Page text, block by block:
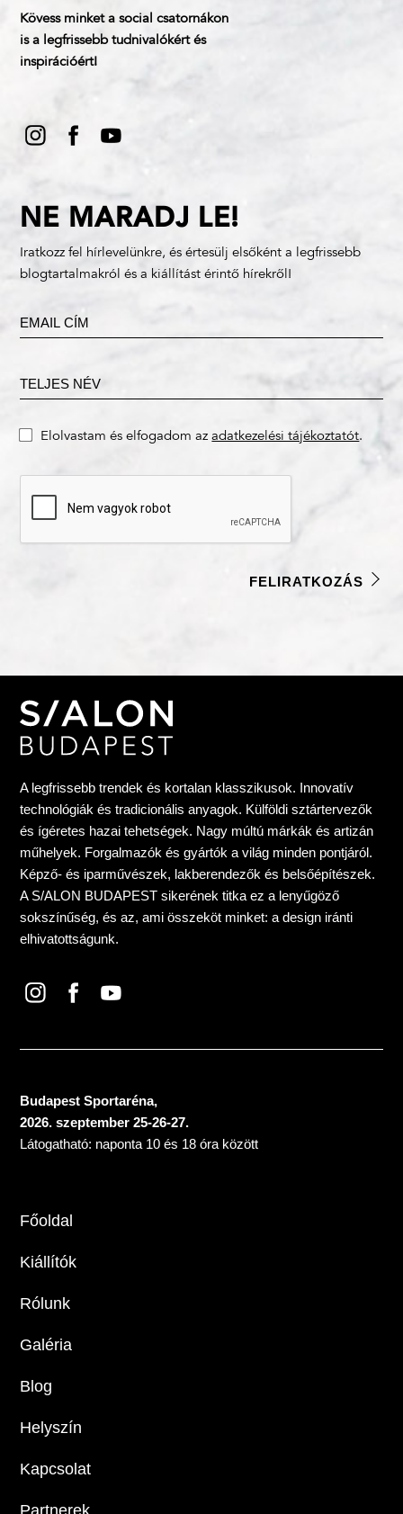
Kövess minket a social csatornákon
is a legfrissebb tudnivalókért és
inspirációért!
NE MARADJ LE!
Iratkozz fel hírlevelünkre, és értesülj elsőként a legfrissebb
blogtartalmakról és a kiállítást érintő hírekről!
Elolvastam és elfogadom azadatkezelési tájékoztatót.
A legfrissebb trendek és kortalan klasszikusok. Innovatív
technológiák és tradicionális anyagok. Külföldi sztártervezők
és ígéretes hazai tehetségek. Nagy múltú márkák és artizán
műhelyek. Forgalmazók és gyártók a világ minden pontjáról.
Képző- és iparművészek, lakberendezők és belsőépítészek.
A S/ALON BUDAPEST sikerének titka ez a lenyűgöző
sokszínűség, és az, ami összeköt minket: a design iránti
elhivatottságunk.
Budapest Sportaréna,
2026. szeptember 25-26-27.
Látogatható: naponta 10 és 18 óra között
Főoldal
Kiállítók
Rólunk
Galéria
Blog
Helyszín
Kapcsolat
Partnerek